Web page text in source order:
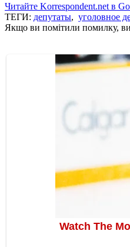
Читайте Korrespondent.net в
ТЕГИ: депутаты, уголовное
Якщо ви помітили помилку,